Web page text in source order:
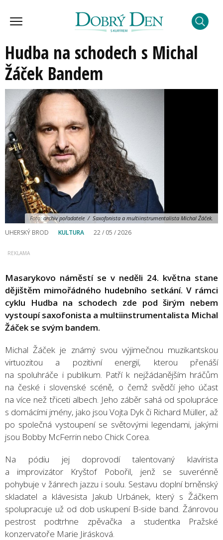
Hudba na schodech s Michal
Žáček Bandem
Foto:archiv pořadatele / Saxofonista a multiinstrumentalista Michal Žáček.
UHERSKÝ BROD KULTURA 22 / 05 / 2026
Masarykovo náměstí se v neděli 24. května stane
dějištěm mimořádného hudebního setkání. V rámci
cyklu Hudba na schodech zde pod širým nebem
vystoupí saxofonista a multiinstrumentalista Michal
Žáček se svým bandem.
Michal Žáček je známý svou výjimečnou muzikantskou
virtuozitou a pozitivní energií, kterou přenáší
na spoluhráče i publikum. Patří k nejžádanějším hráčům
na české i slovenské scéně, o čemž svědčí jeho účast
na více než třiceti albech. Jeho záběr sahá od spolupráce
s domácími jmény, jako jsou Vojta Dyk či Richard Müller, až
po společná vystoupení se světovými legendami, jakými
jsou Bobby McFerrin nebo Chick Corea.
Na pódiu jej doprovodí talentovaný klavírista
a improvizátor Kryštof Pobořil, jenž se suverénně
pohybuje v žánrech jazzu i soulu. Sestavu doplní brněnský
skladatel a klávesista Jakub Urbánek, který s Žáčkem
spolupracuje už od dob uskupení B-side band. Žánrovou
pestrost podtrhne zpěvačka a studentka Pražské
konzervatoře Marie Jirásková.